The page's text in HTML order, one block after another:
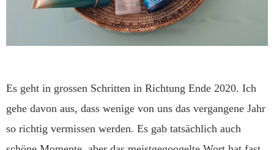
Es geht in grossen Schritten in Richtung Ende 2020. Ich
gehe davon aus, dass wenige von uns das vergangene Jahr
so richtig vermissen werden. Es gab tatsächlich auch